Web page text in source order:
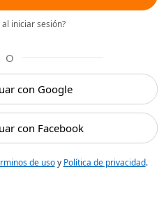
iniciar sesión?
O
con Google
con Facebook
de usoy Política de privacidad.